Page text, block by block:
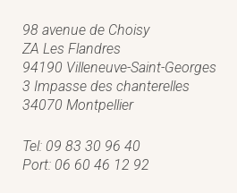
98 avenue de Choisy
ZA Les Flandres
94190 Villeneuve-Saint-Georges
3 Impasse des chanterelles
34070 Montpellier
Tel: 09 83 30 96 40
Port: 06 60 46 12 92